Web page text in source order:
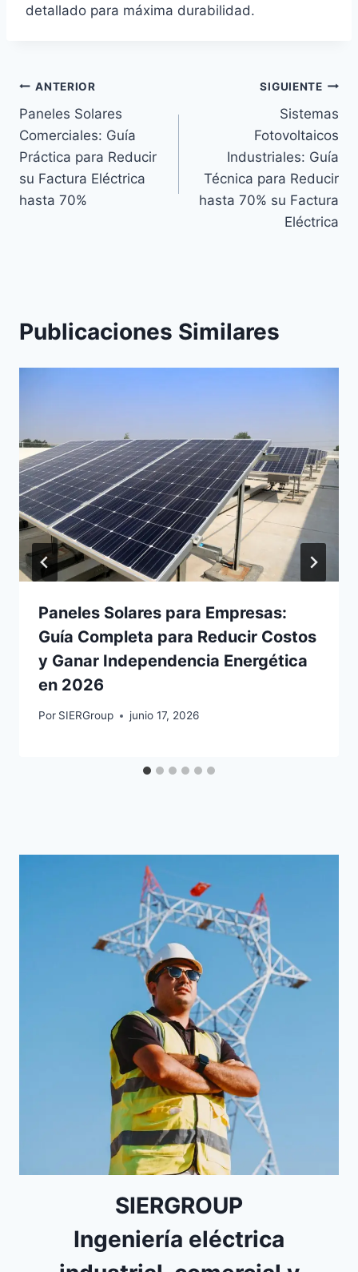
detallado para máxima durabilidad.
Navegación
de
entradas
ANTERIOR
Paneles Solares
Comerciales: Guía
Práctica para Reducir
su Factura Eléctrica
hasta 70%
SIGUIENTE
Sistemas
Fotovoltaicos
Industriales: Guía
Técnica para Reducir
hasta 70% su Factura
Eléctrica
Publicaciones Similares
Paneles Solares para Empresas:
Guía Completa para Reducir Costos
y Ganar Independencia Energética
en 2026
Por SIERGroup junio 17, 2026
SIERGROUP
Ingeniería eléctrica